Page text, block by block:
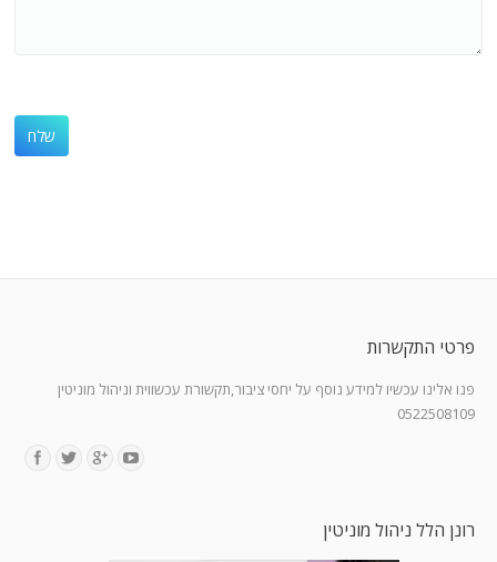
פרטי התקשרות
פנו אלינו עכשיו למידע נוסף על יחסי ציבור,תקשורת עכשווית וניהול מוניטין
0522508109
רונן הלל ניהול מוניטין